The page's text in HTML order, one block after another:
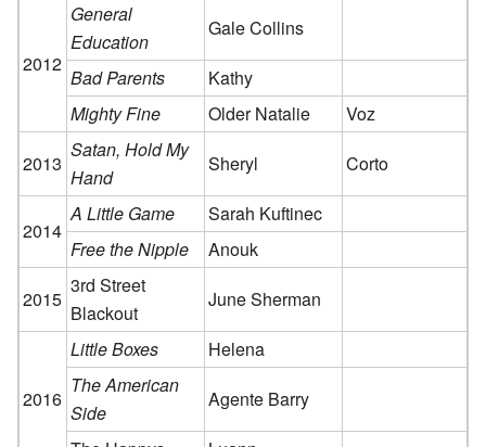
2012
General
Education
Gale Collins
Bad Parents
Kathy
Mighty Fine
Older Natalie
Voz
2013
Satan, Hold My
Hand
Sheryl Corto
2014
A Little Game
Sarah Kuftinec
Free the Nipple
Anouk
2015
3rd Street
Blackout
June Sherman
2016
Little Boxes
Helena
The American
Side
Agente Barry